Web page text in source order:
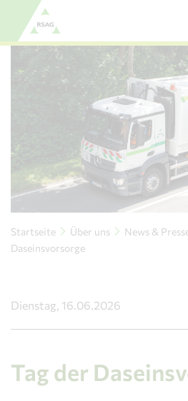
Zum Menü
Zum Inhalt
Startseite Über uns News &
Daseinsvorsorge
Dienstag, 16.06.2026
Tag der